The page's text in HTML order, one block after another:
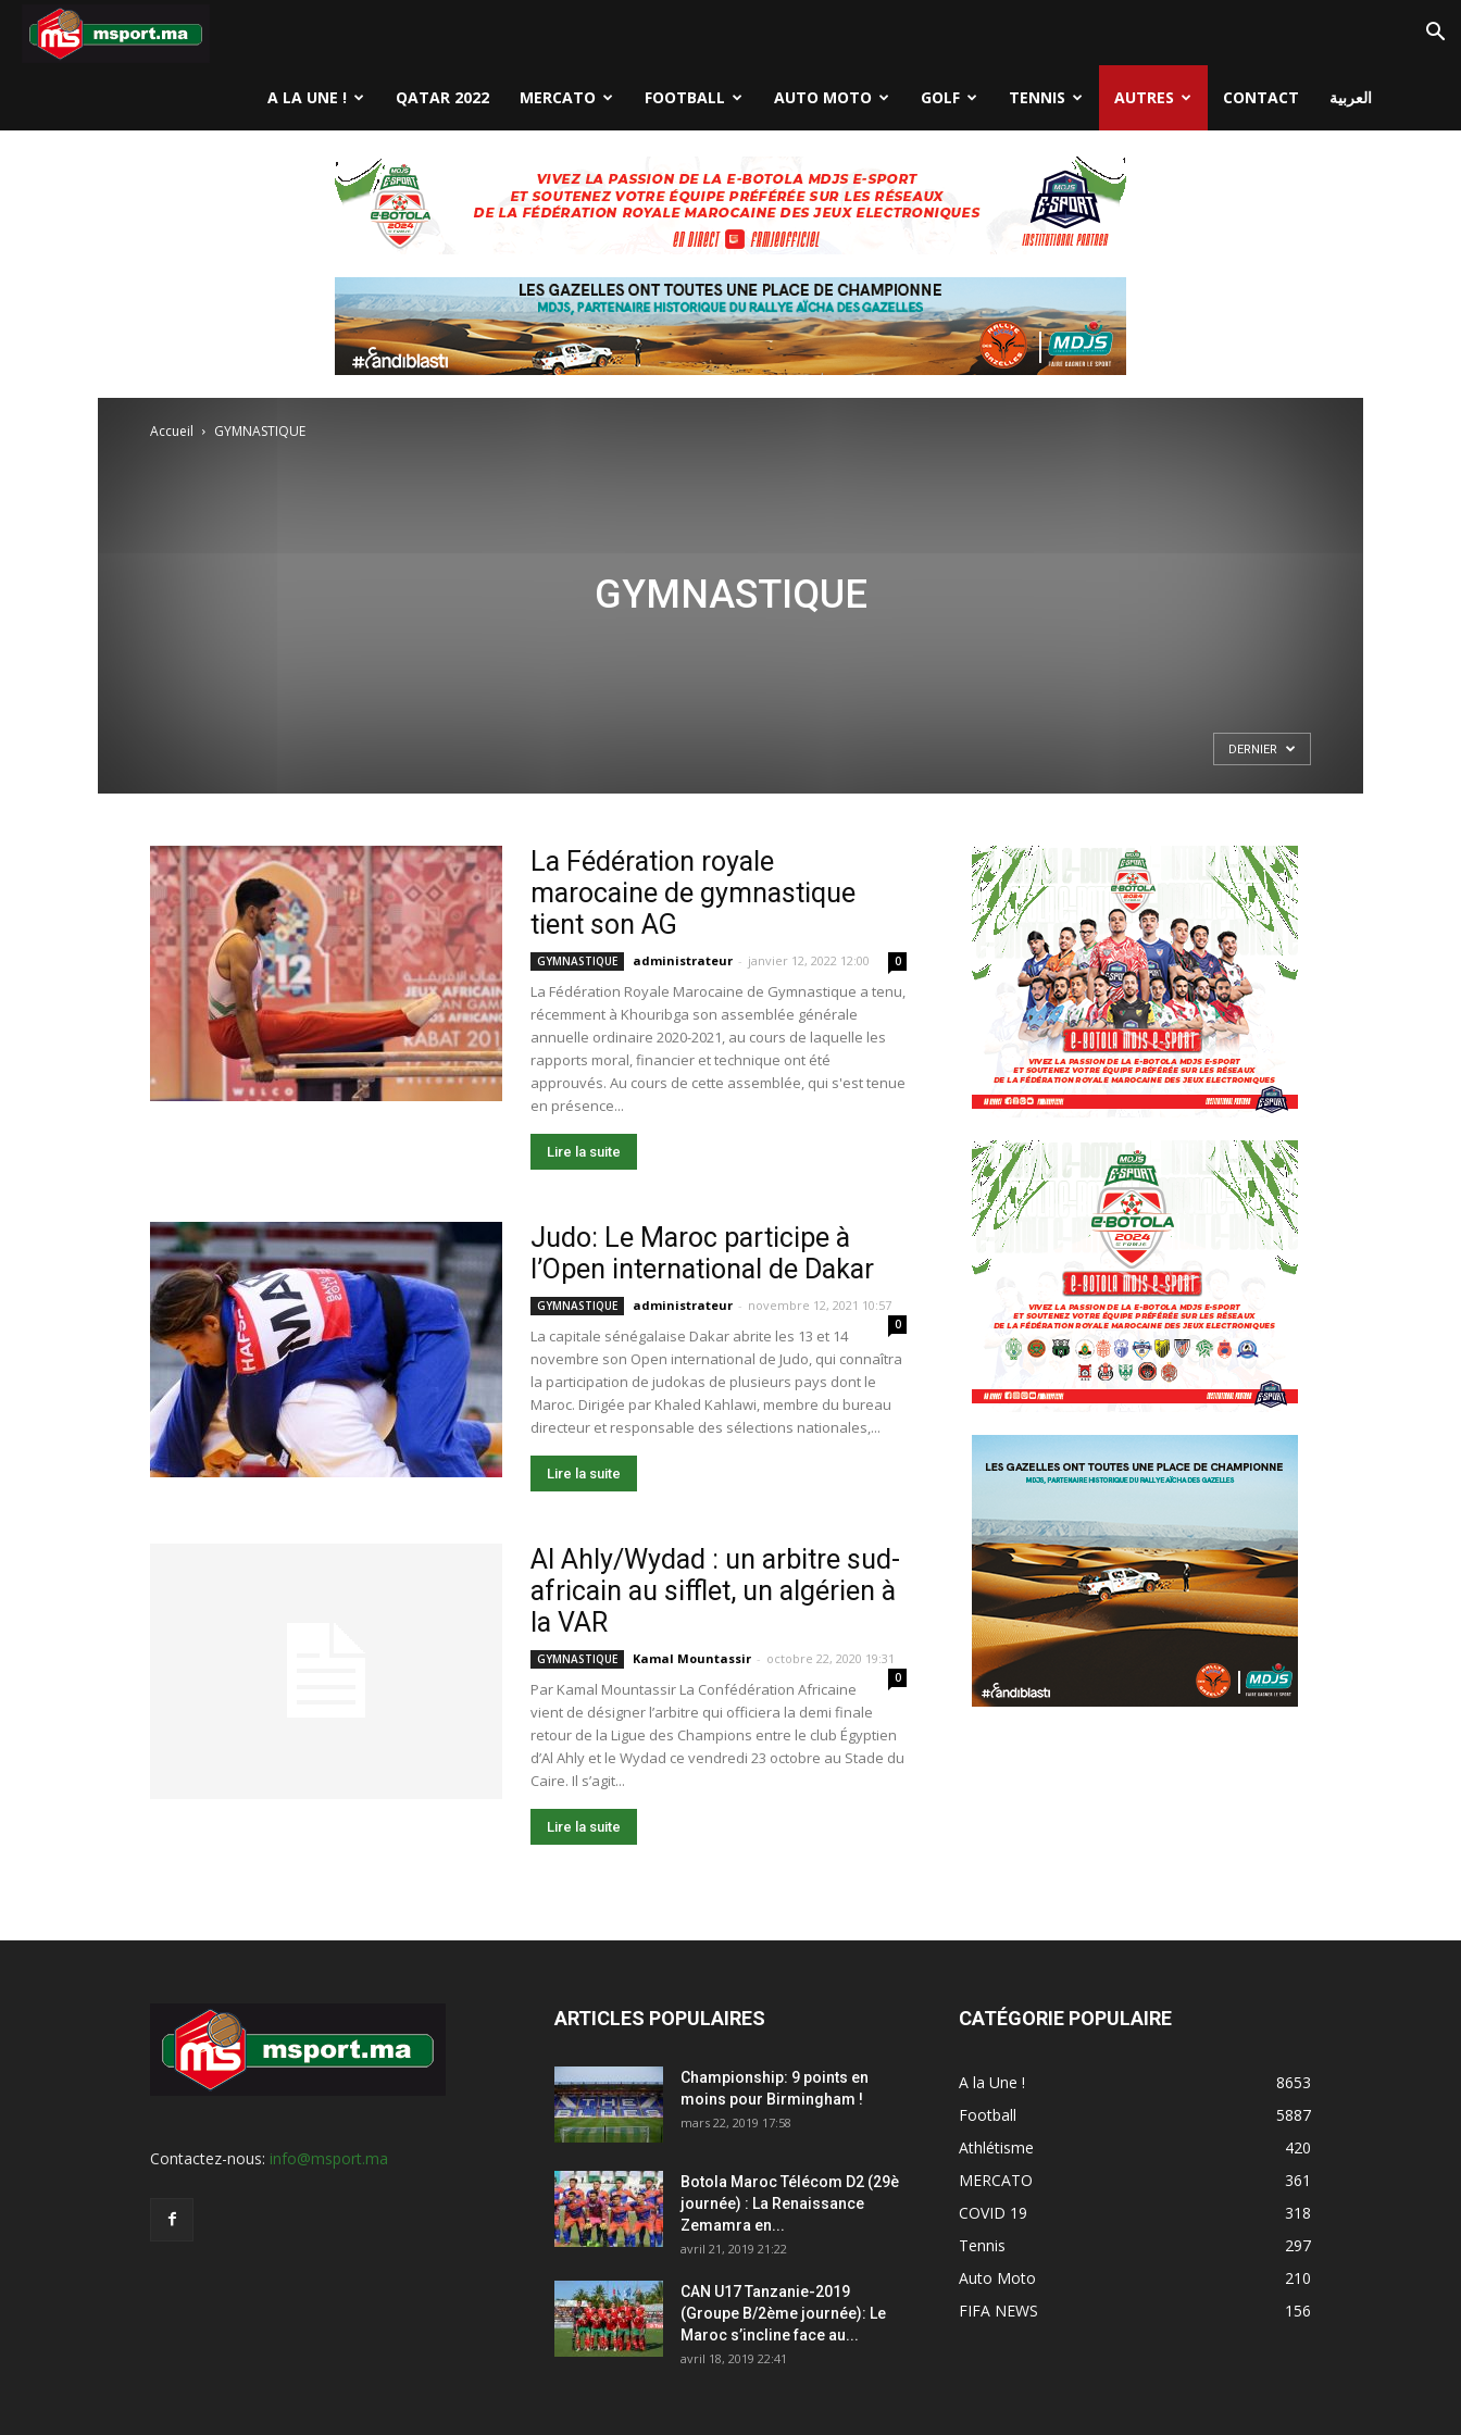
A LA UNE ! QATAR 2022 MERCATO FOOTBALL AUTO MOTO GOLF TENNIS AUTRES CONTACT العربية
Accueil GYMNASTIQUE
GYMNASTIQUE
DERNIER
La Fédération royale
marocaine de gymnastique
tient son AG
GYMNASTIQUE administrateur - janvier 12, 2022 12:00 0
La Fédération Royale Marocaine de Gymnastique a tenu,
récemment à Khouribga son assemblée générale
annuelle ordinaire 2020-2021, au cours de laquelle les
rapports moral, financier et technique ont été
approuvés. Au cours de cette assemblée, qui s'est tenue
en présence...
Lire la suite
Judo: Le Maroc participe à
l’Open international de Dakar
GYMNASTIQUE administrateur - novembre 12, 2021 10:57
0
La capitale sénégalaise Dakar abrite les 13 et 14
novembre son Open international de Judo, qui connaîtra
la participation de judokas de plusieurs pays dont le
Maroc. Dirigée par Khaled Kahlawi, membre du bureau
directeur et responsable des sélections nationales,...
Lire la suite
Al Ahly/Wydad : un arbitre sud-
africain au sifflet, un algérien à
la VAR
GYMNASTIQUE Kamal Mountassir - octobre 22, 2020 19:31
0
Par Kamal Mountassir La Confédération Africaine
vient de désigner l’arbitre qui officiera la demi finale
retour de la Ligue des Champions entre le club Égyptien
d’Al Ahly et le Wydad ce vendredi 23 octobre au Stade du
Caire. Il s’agit...
Lire la suite
Contactez-nous: info@msport.ma
ARTICLES POPULAIRES
Championship: 9 points en
moins pour Birmingham !
mars 22, 2019 17:58
Botola Maroc Télécom D2 (29è
journée) : La Renaissance
Zemamra en...
avril 21, 2019 21:22
CAN U17 Tanzanie-2019
(Groupe B/2ème journée): Le
Maroc s’incline face au...
avril 18, 2019 22:41
CATÉGORIE POPULAIRE
A la Une !
8653
Football
5887
Athlétisme
420
MERCATO
361
COVID 19
318
Tennis
297
Auto Moto
210
FIFA NEWS
156